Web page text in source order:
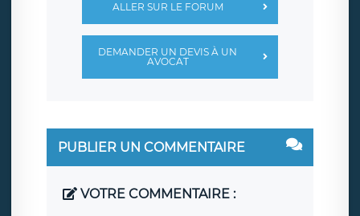
ALLER SUR LE FORUM
DEMANDER UN DEVIS À UN
AVOCAT
PUBLIER UN COMMENTAIRE
VOTRE COMMENTAIRE :